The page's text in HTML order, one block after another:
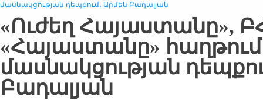
մասնակցության դեպքում․ Արմեն Բադալյան
«Ուժեղ Հայաստանը»,
«Հայաստանը» հաղթում
մասնակցության
Բադալյան